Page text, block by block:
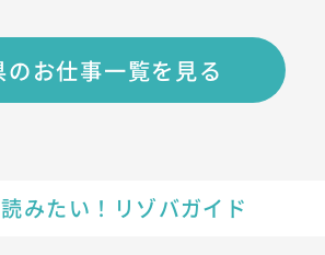
のお仕事一覧を見る
みたい！リゾバガイド